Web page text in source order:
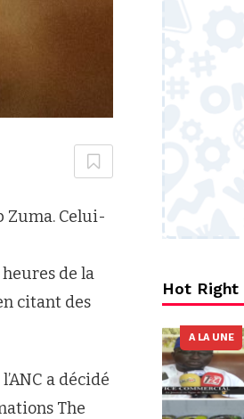
Zuma. Celui-
de la
citant des
a décidé
The
Hot Right
A LA UNE